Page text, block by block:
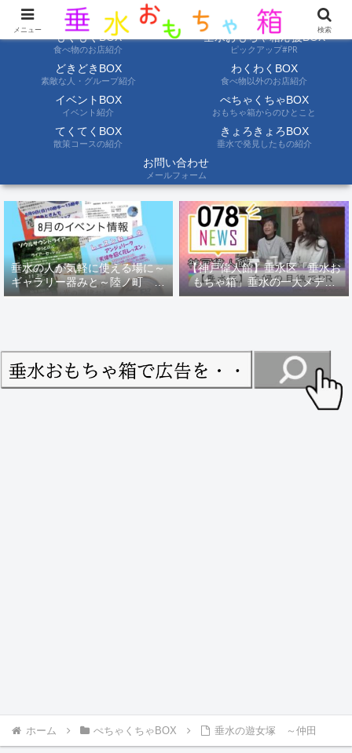
ようこそ垂水おもちゃ箱へ。垂水の情報を自分たちの目でみて聞いて伝えます
もぐもぐBOX
食べ物のお店紹介
垂水おもちゃ箱応援BOX
ピックアップ#PR
どきどきBOX
素敵な人・グループ紹介
わくわくBOX
食べ物以外のお店紹介
イベントBOX
イベント紹介
ぺちゃくちゃBOX
おもちゃ箱からのひとこと
てくてくBOX
散策コースの紹介
きょろきょろBOX
垂水で発見したもの紹介
お問い合わせ
メールフォーム
垂水の人が気軽に使える場に～
ギャラリー器みと～陸ノ町 ８
月のイベント情報
【神戸偉人館】垂水区「垂水お
もちゃ箱」垂水の一大メディ
ア！？｜神戸の魅力を凸インタ
ホーム ぺちゃくちゃBOX 垂水の遊女塚 ～仲田
メニュー 検索